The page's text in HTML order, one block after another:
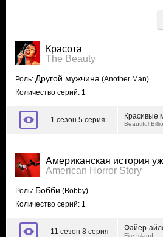
Красота
The Beauty
Роль: Другой мужчина (Another Man)
Количество серий: 1
1 сезон 5 серия Красивые
Beautiful
Американская история
American Horror Story
Роль: Бобби (Bobby)
Количество серий: 1
11 сезон 8 серия Файер-
Fire Island